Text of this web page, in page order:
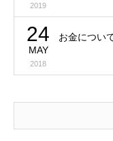
2019
24
MAY
2018
お金につい